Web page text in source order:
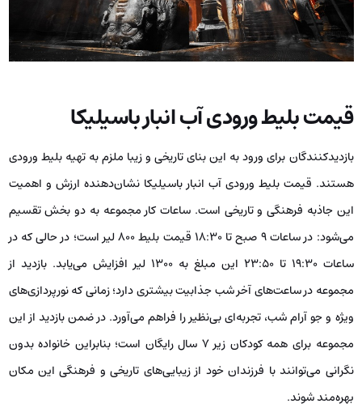
قیمت بلیط ورودی آب انبار باسیلیکا
بازدیدکنندگان برای ورود به این بنای تاریخی و زیبا ملزم به تهیه بلیط ورودی
هستند. قیمت بلیط ورودی آب انبار باسیلیکا نشان‌دهنده ارزش و اهمیت
این جاذبه فرهنگی و تاریخی است. ساعات کار مجموعه به دو بخش تقسیم
می‌شود: در ساعات ۹ صبح تا ۱۸:۳۰ قیمت بلیط ۸۰۰ لیر است؛ در حالی ‌که در
ساعات ۱۹:۳۰ تا ۲۳:۵۰ این مبلغ به ۱۳۰۰ لیر افزایش می‌یابد. بازدید از
مجموعه در ساعت‌های آخر شب جذابیت بیشتری دارد؛ زمانی که نورپردازی‌های
ویژه و جو آرام شب، تجربه‌ای بی‌نظیر را فراهم می‌آورد. در ضمن بازدید از این
مجموعه برای همه کودکان زیر ۷ سال رایگان است؛ بنابراین خانواده بدون
نگرانی می‌توانند با فرزندان خود از زیبایی‌های تاریخی و فرهنگی این مکان
بهره‌مند شوند.